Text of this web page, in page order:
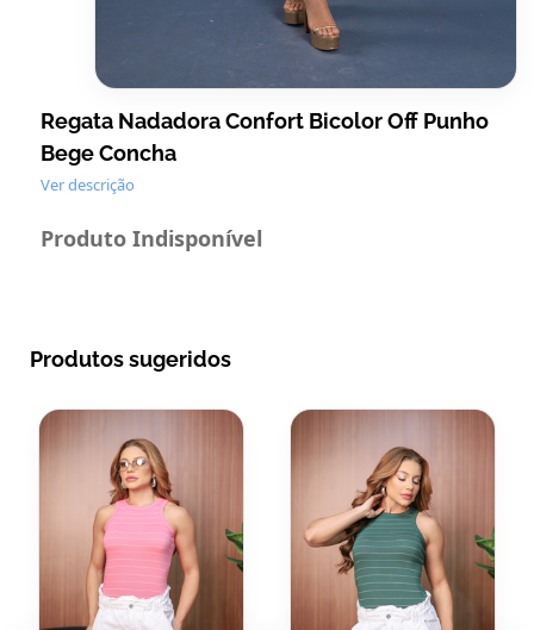
Regata Nadadora Confort Bicolor Off Punho
Bege Concha
Ver descrição
Produto Indisponível
Produtos sugeridos